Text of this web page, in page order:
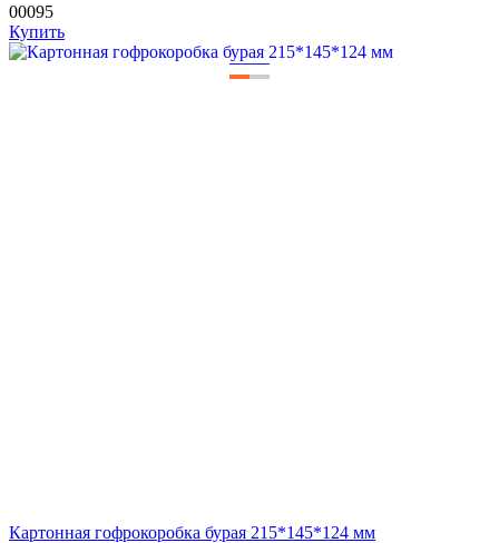
00095
Купить
——
Картонная гофрокоробка бурая 215*145*124 мм